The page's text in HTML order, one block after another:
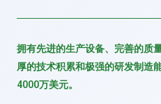
拥有先进的生产设备、完善的质
厚的技术积累和极强的研发制造
4000万美元。